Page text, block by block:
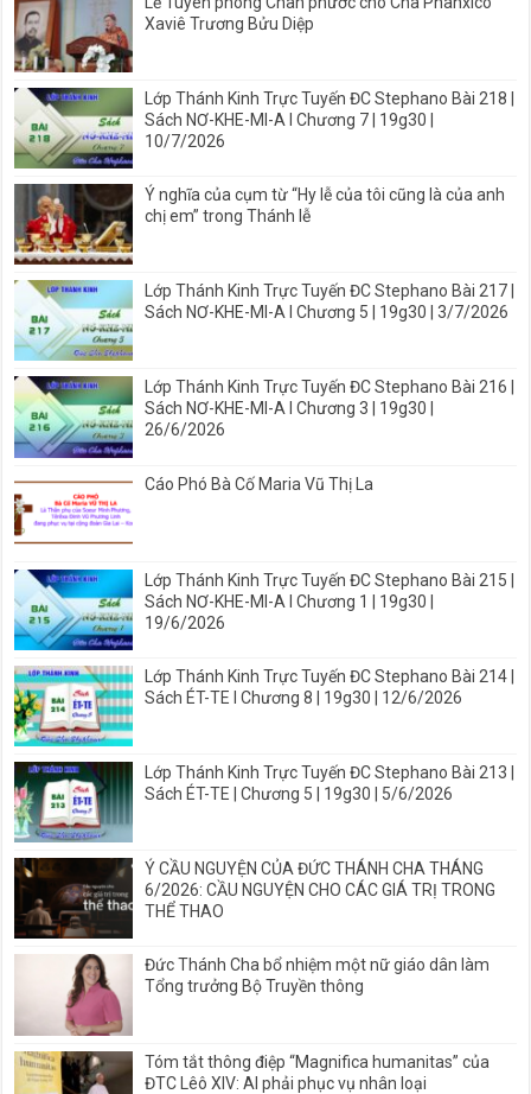
Xaviê Trương Bửu Diệp
Lớp Thánh Kinh Trực Tuyến ĐC Stephano Bài 218 |
Sách NƠ-KHE-MI-A I Chương 7 | 19g30 |
10/7/2026
Ý nghĩa của cụm từ “Hy lễ của tôi cũng là của anh
chị em” trong Thánh lễ
Lớp Thánh Kinh Trực Tuyến ĐC Stephano Bài 217 |
Sách NƠ-KHE-MI-A I Chương 5 | 19g30 | 3/7/2026
Lớp Thánh Kinh Trực Tuyến ĐC Stephano Bài 216 |
Sách NƠ-KHE-MI-A I Chương 3 | 19g30 |
26/6/2026
Cáo Phó Bà Cố Maria Vũ Thị La
Lớp Thánh Kinh Trực Tuyến ĐC Stephano Bài 215 |
Sách NƠ-KHE-MI-A I Chương 1 | 19g30 |
19/6/2026
Lớp Thánh Kinh Trực Tuyến ĐC Stephano Bài 214 |
Sách ÉT-TE I Chương 8 | 19g30 | 12/6/2026
Lớp Thánh Kinh Trực Tuyến ĐC Stephano Bài 213 |
Sách ÉT-TE | Chương 5 | 19g30 | 5/6/2026
Ý CẦU NGUYỆN CỦA ĐỨC THÁNH CHA THÁNG
6/2026: CẦU NGUYỆN CHO CÁC GIÁ TRỊ TRONG
THỂ THAO
Đức Thánh Cha bổ nhiệm một nữ giáo dân làm
Tổng trưởng Bộ Truyền thông
Tóm tắt thông điệp “Magnifica humanitas” của
ĐTC Lêô XIV: AI phải phục vụ nhân loại